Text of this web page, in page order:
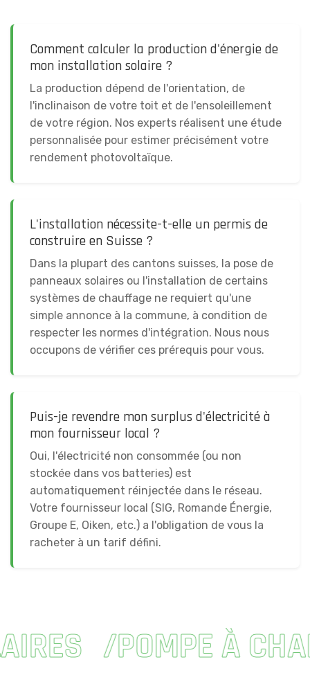
Comment calculer la production d'énergie de
mon installation solaire ?
La production dépend de l'orientation, de
l'inclinaison de votre toit et de l'ensoleillement
de votre région. Nos experts réalisent une étude
personnalisée pour estimer précisément votre
rendement photovoltaïque.
L'installation nécessite-t-elle un permis de
construire en Suisse ?
Dans la plupart des cantons suisses, la pose de
panneaux solaires ou l'installation de certains
systèmes de chauffage ne requiert qu'une
simple annonce à la commune, à condition de
respecter les normes d'intégration. Nous nous
occupons de vérifier ces prérequis pour vous.
Puis-je revendre mon surplus d'électricité à
mon fournisseur local ?
Oui, l'électricité non consommée (ou non
stockée dans vos batteries) est
automatiquement réinjectée dans le réseau.
Votre fournisseur local (SIG, Romande Énergie,
Groupe E, Oiken, etc.) a l'obligation de vous la
racheter à un tarif défini.
POMPE À